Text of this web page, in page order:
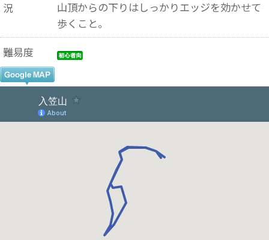
況
山頂からの下りはしっかりエッジを効かせて
歩くこと。
難易度